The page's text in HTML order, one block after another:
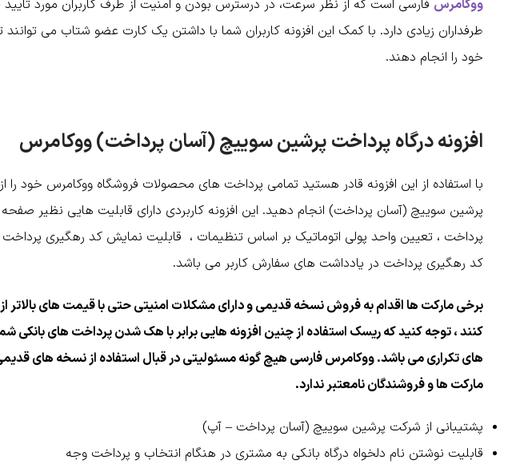
ووکامرس فارسی است که از نظر سرعت، در درسترس بودن و امنیت از طرف کاربران مورد تایید
طرفداران زیادی دارد. با کمک این افزونه کاربران شما با داشتن یک کارت عضو شتاب می
خود را انجام دهند.
افزونه درگاه پرداخت پرشین سوییچ (آسان پرداخت) ووکامرس
با استفاده از این افزونه قادر هستید تمامی پرداخت های محصولات فروشگاه ووکامرس خود را
پرشین سوییچ (آسان پرداخت) انجام دهید. این افزونه کاربردی دارای قابلیت هایی نظیر
پرداخت ، تعیین واحد پولی اتوماتیک بر اساس تنظیمات ، قابلیت نمایش کد رهگیری
کد رهگیری پرداخت در یادداشت های سفارش کاربر می باشد.
برخی مارکت ها اقدام به فروش نسخه قدیمی و دارای مشکلات امنیتی حتی با قیمت های بالاتر
کنند ، توجه کنید که ریسک استفاده از چنین افزونه هایی برابر با هک شدن پرداخت های بانکی
های تکراری می باشد. ووکامرس فارسی هیچ گونه مسئولیتی در قبال استفاده از نسخه های قدیمی
مارکت ها و فروشندگان نامعتبر ندارد.
پشتیبانی از شرکت پرشین سوییچ (آسان پرداخت – آپ)
قابلیت نوشتن نام دلخواه درگاه بانکی به مشتری در هنگام انتخاب و پرداخت وجه